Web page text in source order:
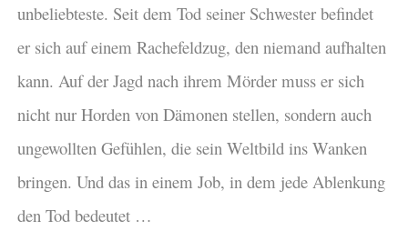
unbeliebteste. Seit dem Tod seiner Schwester befindet
er sich auf einem Rachefeldzug, den niemand aufhalten
kann. Auf der Jagd nach ihrem Mörder muss er sich
nicht nur Horden von Dämonen stellen, sondern auch
ungewollten Gefühlen, die sein Weltbild ins Wanken
bringen. Und das in einem Job, in dem jede Ablenkung
den Tod bedeutet …